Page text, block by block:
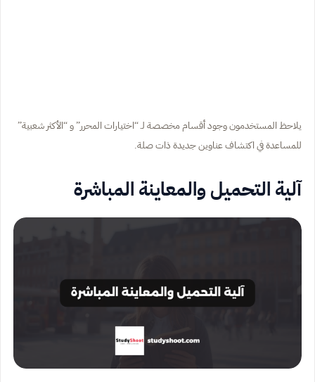
يلاحظ المستخدمون وجود أقسام مخصصة لـ “اختيارات المحرر” و “الأكثر شعبية”
للمساعدة في اكتشاف عناوين جديدة ذات صلة.
آلية التحميل والمعاينة المباشرة